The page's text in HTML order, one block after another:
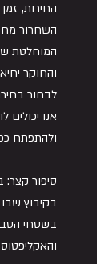
החירות,
השחרור
המוחלטת
והחוקר
לבחור
אנו
ולהתפתח
סיפור
בקיבוץ
בשטחי